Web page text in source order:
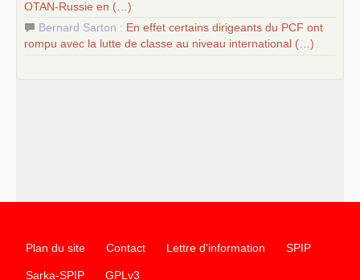
OTAN-Russie en (…)
Bernard Sarton : En effet certains dirigeants du PCF ont
rompu avec la lutte de classe au niveau international (…)
Plan du site Contact Lettre d'information SPIP
Sarka-SPIP GPLv3